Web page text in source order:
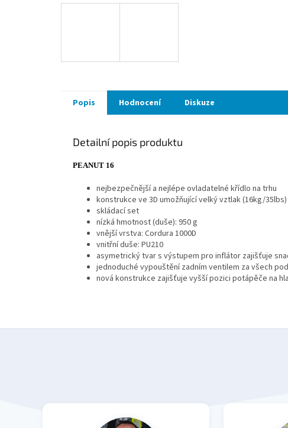
Popis Hodnocení Diskuze
Detailní popis produktu
PEANUT 16
nejbezpečnější a nejlépe ovladatelné křídlo na trhu
konstrukce ve 3D umožňující velký vztlak (16kg/
skládací set
nízká hmotnost (duše): 950 g
vnější vrstva: Cordura 1000D
vnitřní duše: PU210
asymetrický tvar s výstupem pro inflátor zajišťuje
jednoduché vypouštění zadním ventilem za všech
nová konstrukce zajišťuje vyšší pozici potápěče na